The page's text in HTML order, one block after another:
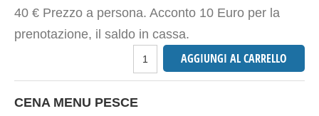
40 € Prezzo a persona. Acconto 10 Euro per la
prenotazione, il saldo in cassa.
CENA MENU PESCE